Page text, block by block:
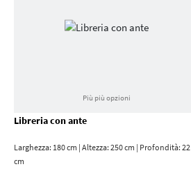
Più più opzioni
Libreria con ante
Larghezza: 180 cm | Altezza: 250 cm | Profondità: 22
cm